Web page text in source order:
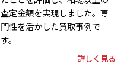
査定金額を実現しました。専
門性を活かした買取事例で
す。
詳しく見る